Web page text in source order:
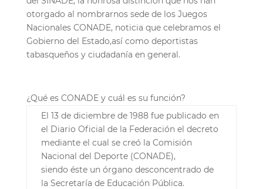
otorgado al nombrarnos sede de los Juegos
Nacionales CONADE, noticia que celebramos el
Gobierno del Estado,asícomo deportistas
tabasqueños y ciudadanía en general.
¿Quées CONADE y cuál es su función?
El 13 de diciembre de 1988 fue publicado en
el Diario Oficial de la Federación el decreto
mediante el cual se creó la Comisión
Nacional del Deporte (CONADE),
siendo éste un órgano desconcentrado de
la Secretaría de Educación Pública.